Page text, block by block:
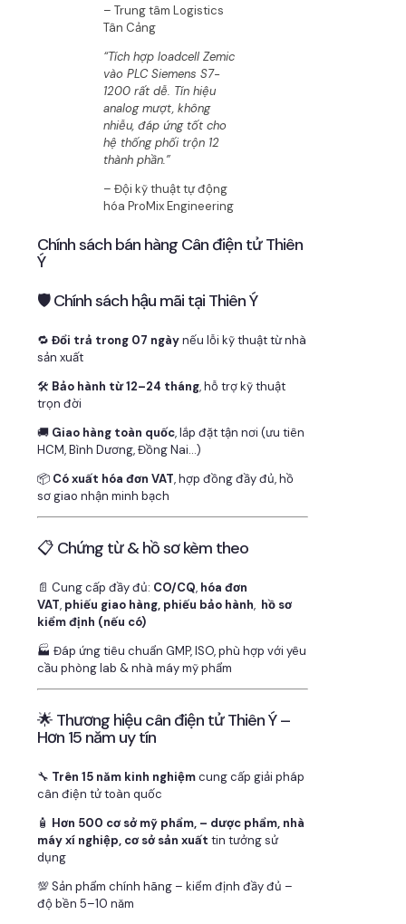
– Trung tâm Logistics
Tân Cảng
“Tích hợp loadcell Zemic
vào PLC Siemens S7-
1200 rất dễ. Tín hiệu
analog mượt, không
nhiễu, đáp ứng tốt cho
hệ thống phối trộn 12
thành phần.”
– Đội kỹ thuật tự động
hóa ProMix Engineering
Chính sách bán hàng Cân điện tử Thiên
Ý
🛡 Chính sách hậu mãi tại Thiên Ý
🔁 Đổi trả trong 07 ngàynếu lỗi kỹ thuật từ nhà
sản xuất
🛠 Bảo hành từ 12–24 tháng, hỗ trợ kỹ thuật
trọn đời
🚚 Giao hàng toàn quốc, lắp đặt tận nơi (ưu tiên
HCM, Bình Dương, Đồng Nai…)
📦 Có xuất hóa đơn VAT, hợp đồng đầy đủ, hồ
sơ giao nhận minh bạch
📋 Chứng từ & hồ sơ kèm theo
📄 Cung cấp đầy đủ: CO/CQ, hóa đơn
VAT, phiếu giao hàng, phiếu bảo hành, hồ sơ
kiểm định (nếu có)
🏭 Đáp ứng tiêu chuẩn GMP, ISO, phù hợp với yêu
cầu phòng lab & nhà máy mỹ phẩm
🌟 Thương hiệu cân điện tử Thiên Ý –
Hơn 15 năm uy tín
🔧 Trên 15 năm kinh nghiệmcung cấp giải pháp
cân điện tử toàn quốc
🧴 Hơn 500 cơ sở mỹ phẩm, – dược phẩm, nhà
máy xí nghiệp, cơ sở sản xuất tin tưởng sử
dụng
💯 Sản phẩm chính hãng – kiểm định đầy đủ –
độ bền 5–10 năm